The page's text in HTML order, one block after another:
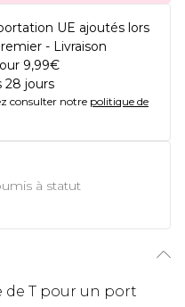
UE ajoutés lors
- Livraison
9,99€
28 jours
consulter notre politique de
à statut
T pour un port